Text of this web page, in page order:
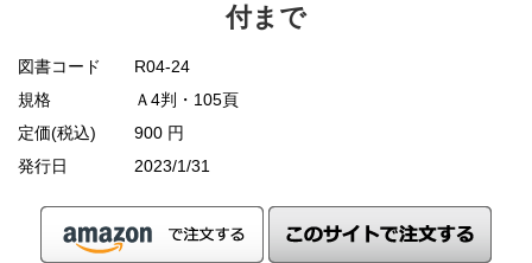
付まで
図書コード
R04-24
規格
Ａ4判・105頁
定価(税込)
900 円
発行日
2023/1/31